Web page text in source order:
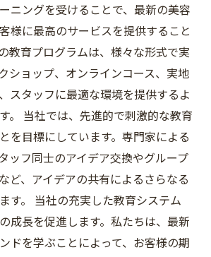
ニングを受けることで、最新の美容
様に最高のサービスを提供すること
教育プログラムは、様々な形式で実
ショップ、オンラインコース、実地
スタッフに最適な環境を提供するよ
。 当社では、先進的で刺激的な教育
を目標にしています。専門家による
ッフ同士のアイデア交換やグループ
ど、アイデアの共有によるさらなる
す。 当社の充実した教育システム
成長を促進します。私たちは、最新
ドを学ぶことによって、お客様の期